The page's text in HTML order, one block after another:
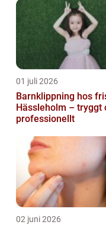
rosacea som ...
01 juli 2026
Barnklippning hos
Hässleholm – tryggt
professionellt
02 juni 2026